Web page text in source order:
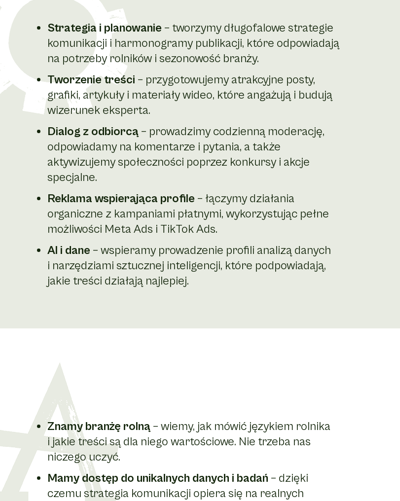
Strategia i planowanie – tworzymy długofalowe strategie
komunikacji i harmonogramy publikacji, które odpowiadają
na potrzeby rolników i sezonowość branży.
Tworzenie treści – przygotowujemy atrakcyjne posty,
grafiki, artykuły i materiały wideo, które angażują i budują
wizerunek eksperta.
Dialog z odbiorcą – prowadzimy codzienną moderację,
odpowiadamy na komentarze i pytania, a także
aktywizujemy społeczności poprzez konkursy i akcje
specjalne.
Reklama wspierająca profile – łączymy działania
organiczne z kampaniami płatnymi, wykorzystując pełne
możliwości Meta Ads i TikTok Ads.
AI i dane – wspieramy prowadzenie profili analizą danych
i narzędziami sztucznej inteligencji, które podpowiadają,
jakie treści działają najlepiej.
Znamy branżę rolną – wiemy, jak mówić językiem rolnika
i jakie treści są dla niego wartościowe. Nie trzeba nas
niczego uczyć.
Mamy dostęp do unikalnych danych i badań – dzięki
czemu strategia komunikacji opiera się na realnych